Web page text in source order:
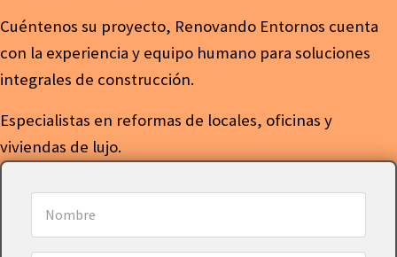
Cuéntenos su proyecto, Renovando Entornos cuenta
con la experiencia y equipo humano para soluciones
integrales de construcción.
Especialistas en reformas de locales, oficinas y
viviendas de lujo.